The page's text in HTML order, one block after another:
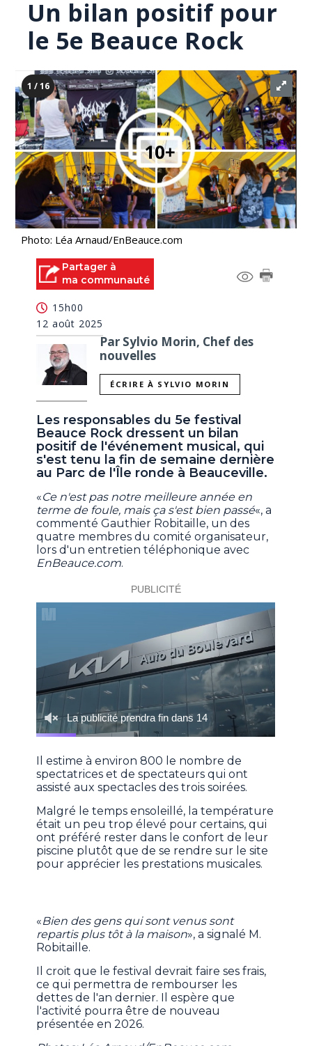
Un bilan positif pour
le 5e Beauce Rock
1 / 16
Photo: Léa Arnaud/EnBeauce.com
Partager à
ma communauté
15h00
12 août 2025
Par Sylvio Morin, Chef des
nouvelles
ÉCRIRE À SYLVIO MORIN
Les responsables du 5e festival
Beauce Rock dressent un bilan
positif de l'événement musical, qui
s'est tenu la fin de semaine dernière
au Parc de l'Île ronde à Beauceville.
«Ce n'est pas notre meilleure année en
terme de foule, mais ça s'est bien passé«, a
commenté Gauthier Robitaille, un des
quatre membres du comité organisateur,
lors d'un entretien téléphonique avec
EnBeauce.com.
Il estime à environ 800 le nombre de
spectatrices et de spectateurs qui ont
assisté aux spectacles des trois soirées.
Malgré le temps ensoleillé, la température
était un peu trop élevé pour certains, qui
ont préféré rester dans le confort de leur
piscine plutôt que de se rendre sur le site
pour apprécier les prestations musicales.
«Bien des gens qui sont venus sont
repartis plus tôt à la maison», a signalé M.
Robitaille.
Il croit que le festival devrait faire ses frais,
ce qui permettra de rembourser les
dettes de l'an dernier. Il espère que
l'activité pourra être de nouveau
présentée en 2026.